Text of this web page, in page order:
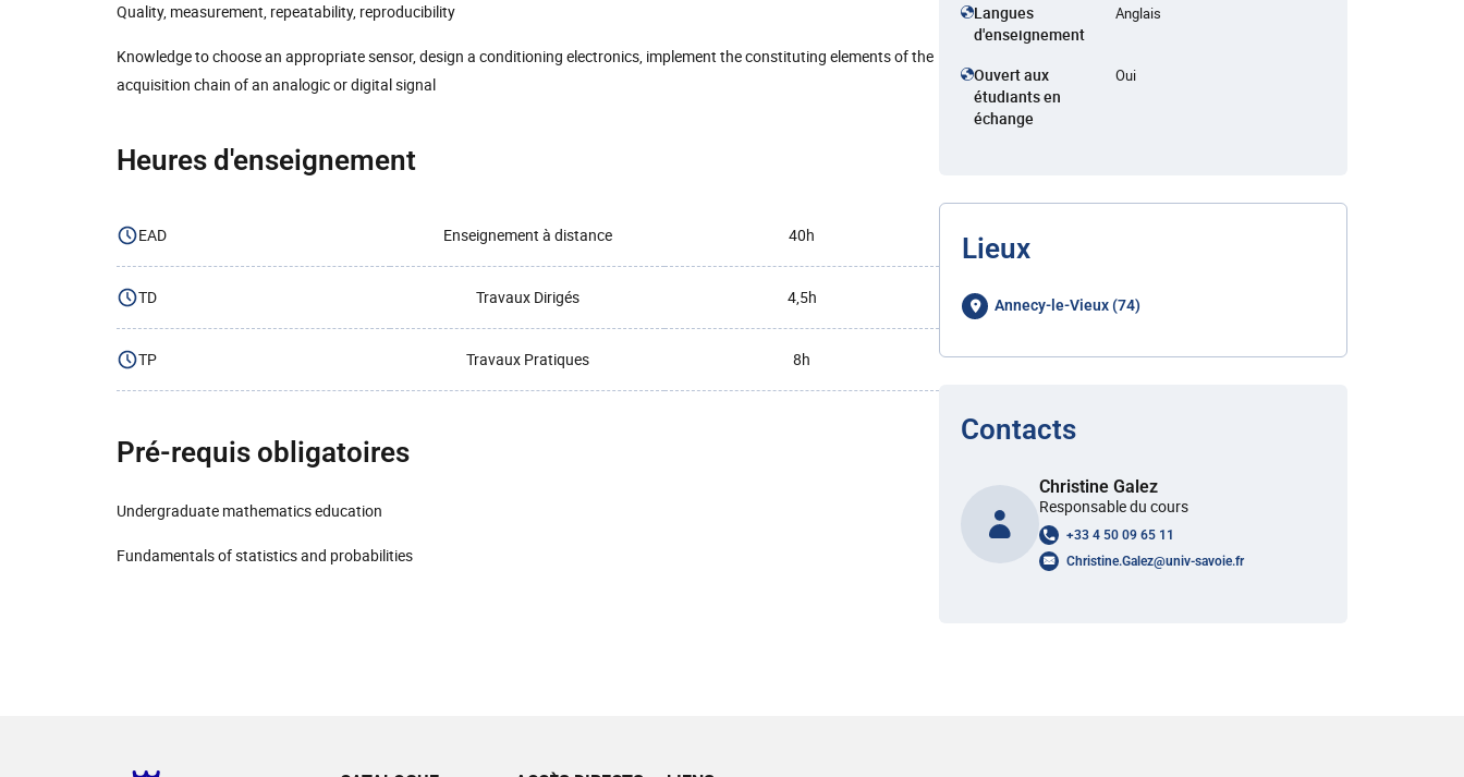
Quality, measurement, repeatability, reproducibility
Knowledge to choose an appropriate sensor, design a conditioning electronics, implement the constituting elements of the
acquisition chain of an analogic or digital signal
Heures d'enseignement
EAD Enseignement à distance 40h
TD Travaux Dirigés 4,5h
TP Travaux Pratiques 8h
Pré-requis obligatoires
Undergraduate mathematics education
Fundamentals of statistics and probabilities
Langues
d'enseignement
Anglais
Ouvert aux
étudiants en
échange
Oui
Lieux
Annecy-le-Vieux (74)
Contacts
Christine Galez
Responsable du cours
+33 4 50 09 65 11
Christine.Galez@univ-savoie.fr